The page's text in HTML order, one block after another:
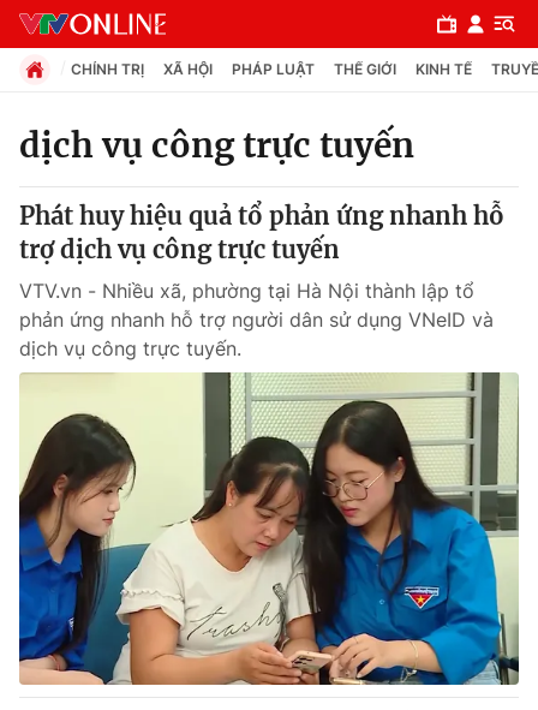
Chuyên mục
Chính trị
Xã hội
Pháp luật
Y tế
Thế giới
Tin tức
Thế giới đó đây
Câu chuyện quốc tế
Kinh tế
Tài chính
Thị trường
Dữ liệu và đời sống
CHÍNH TRỊ XÃ HỘI PHÁP LUẬT THẾ GIỚI KINH TẾ
dịch vụ công trực tuyến
Phát huy hiệu quả tổ phản ứng nhanh hỗ
trợ dịch vụ công trực tuyến
VTV.vn - Nhiều xã, phường tại Hà Nội thành lập tổ
phản ứng nhanh hỗ trợ người dân sử dụng VNeID và
dịch vụ công trực tuyến.